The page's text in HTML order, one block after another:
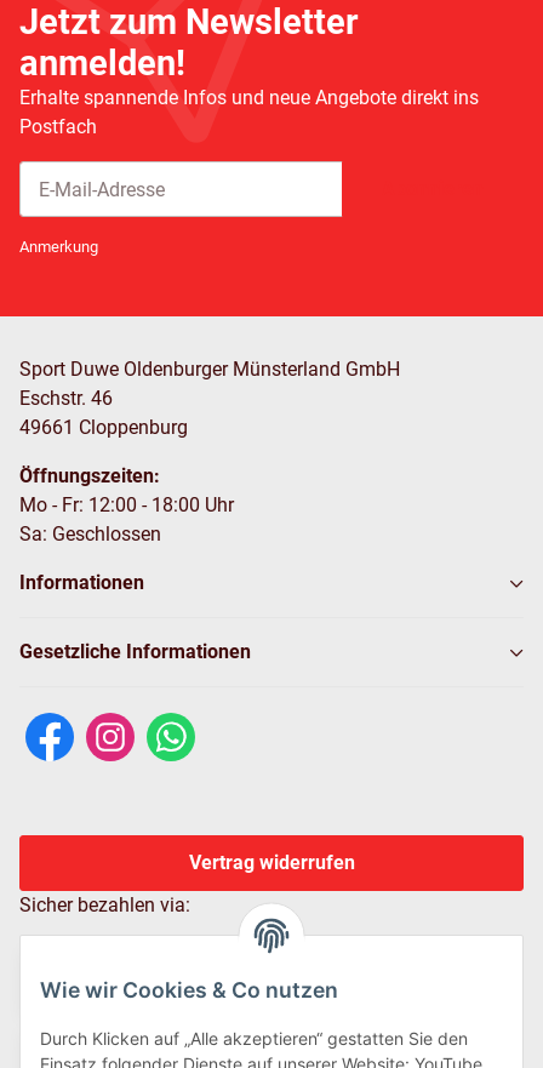
Wie wir Cookies & Co nutzen
Durch Klicken auf „Alle akzeptieren“ gestatten Sie den
Einsatz folgender Dienste auf unserer Website: YouTube,
Jetzt zum Newsletter
anmelden!
Erhalte spannende Infos und neue Angebote direkt ins
Postfach
Anmerkung
Sport Duwe Oldenburger Münsterland GmbH
Eschstr. 46
49661 Cloppenburg
Öffnungszeiten:
Mo - Fr: 12:00 - 18:00 Uhr
Sa: Geschlossen
Informationen
Gesetzliche Informationen
Vertrag widerrufen
Sicher bezahlen via: